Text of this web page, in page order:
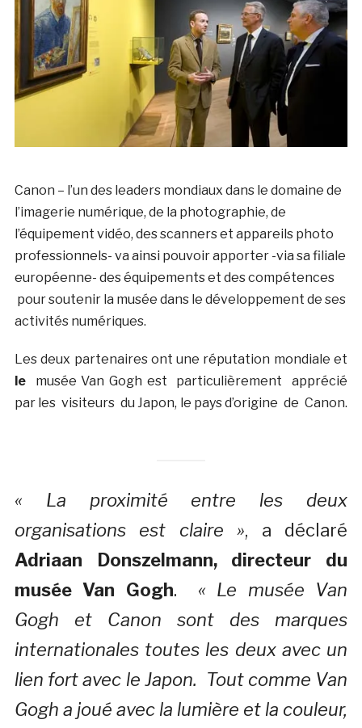
Canon – l’un des leaders mondiaux dans le domaine de
l’imagerie numérique, de la photographie, de
l’équipement vidéo, des scanners et appareils photo
professionnels- va ainsi pouvoir apporter -via sa filiale
européenne- des équipements et des compétences
pour soutenir la musée dans le développement de ses
activités numériques.
Les deux partenaires ont une réputation mondiale et
lemusée Van Gogh est particulièrement apprécié
par les visiteurs du Japon, le pays d’origine de Canon.
« La proximité entre les deux
organisations est claire », a déclaré
Adriaan Donszelmann, directeur du
musée Van Gogh. « Le musée Van
Gogh et Canon sont des marques
internationales toutes les deux avec un
lien fort avec le Japon. Tout comme Van
Gogh a joué avec la lumière et la couleur,